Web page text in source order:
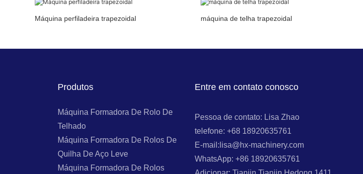
Máquina perfiladeira trapezoidal máquina de telha trapezoidal
Produtos
Máquina Formadora De Rolo De
Telhado
Máquina Formadora De Rolos De
Quilha De Aço Leve
Máquina Formadora De Rolos
Entre em contato conosco
Pessoa de contato: Lisa Zhao
telefone: +68 18920635761
E-mail:lisa@hx-machinery.com
WhatsApp: +86 18920635761